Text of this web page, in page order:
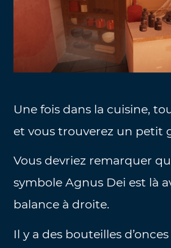
Une fois dans la cuisine,
et vous trouverez un petit
Vous devriez remarquer
symbole Agnus Dei est là
balance à droite.
Il y a des bouteilles